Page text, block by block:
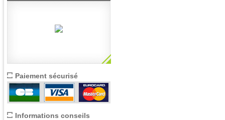
Paiement sécurisé
Informations conseils